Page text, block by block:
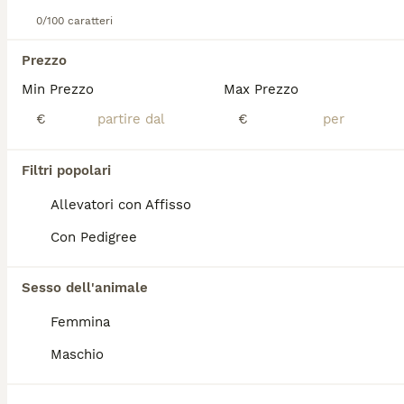
0/100 caratteri
Prezzo
Min Prezzo
€
Max Prezzo
€
Filtri popolari
Allevatori con Affisso
Con Pedigree
Sesso dell'animale
Femmina
Maschio
Chihuahua maschietto
Età Sesso
Desenzano del Garda
7 settimane 3